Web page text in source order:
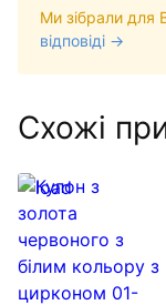
Ми зібрали для
відповіді →
Схожі